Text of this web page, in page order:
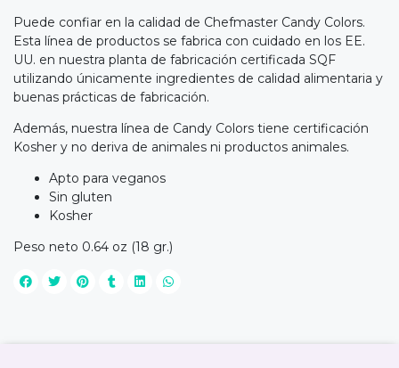
Puede confiar en la calidad de Chefmaster Candy Colors.
Esta línea de productos se fabrica con cuidado en los EE.
UU. en nuestra planta de fabricación certificada SQF
utilizando únicamente ingredientes de calidad alimentaria y
buenas prácticas de fabricación.
Además, nuestra línea de Candy Colors tiene certificación
Kosher y no deriva de animales ni productos animales.
Apto para veganos
Sin gluten
Kosher
Peso neto 0.64 oz (18 gr.)